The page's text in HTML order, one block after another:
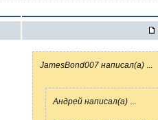
JamesBond007 написал(а)
Aндрей написал(а)